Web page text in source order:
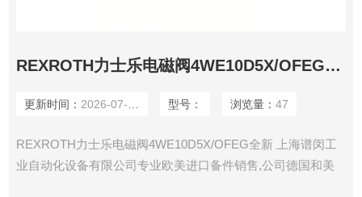
REXROTH力士乐电磁阀4WE10D5X/OFEG全新
更新时间： 2026-07-30 型号： 浏览量： 47
REXROTH力士乐电磁阀4WE10D5X/OFEG全新 上海谱闵工
业自动化设备有限公司专业欧美进口备件销售,公司德国和美